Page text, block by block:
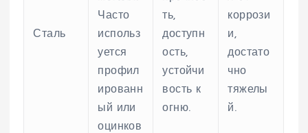
Сталь
Часто
использ
уется
профил
ированн
ый или
оцинков
ть,
доступн
ость,
устойчи
вость к
огню.
коррози
и,
достато
чно
тяжелы
й.